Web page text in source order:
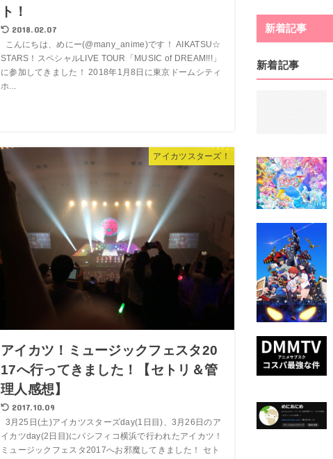
ト！
2018.02.07
こんにちは、めにー(@many_anime)です！ AIKATSU☆
STARS！スペシャルLIVE TOUR「MUSIC of DREAM!!!」
に参加してきました！ 2018年1月8日に東京ドームシティ
ホ...
アイカツスターズ！
アイカツ！ミュージックフェスタ20
17へ行ってきました！【セトリ＆管
理人感想】
2017.10.09
3月25日(土)アイカツスターズday(1日目)、3月26日のア
イカツday(2日目)にパシフィコ横浜で行われたアイカツ！
ミュージックフェスタ2017へお邪魔してきました！ セト
新着記事
新着記事